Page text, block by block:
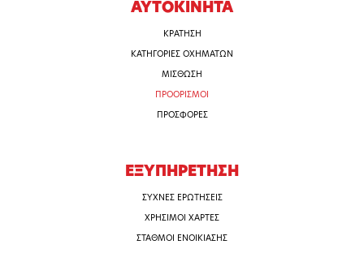
ΑΥΤΟΚΙΝΗΤΑ
ΚΡΑΤΗΣΗ
ΚΑΤΗΓΟΡΙΕΣ OXHMATΩΝ
ΜΙΣΘΩΣΗ
ΠΡΟΟΡΙΣΜΟΙ
ΠΡΟΣΦΟΡΕΣ
ΕΞΥΠΗΡΕΤΗΣΗ
ΣΥΧΝΕΣ ΕΡΩΤΗΣΕΙΣ
ΧΡΗΣΙΜΟΙ ΧΑΡΤΕΣ
ΣΤΑΘΜΟΙ ΕΝΟΙΚΙΑΣΗΣ